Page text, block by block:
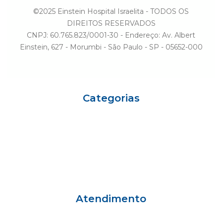
©2025 Einstein Hospital Israelita - TODOS OS
DIREITOS RESERVADOS
CNPJ: 60.765.823/0001-30 - Endereço: Av. Albert
Einstein, 627 - Morumbi - São Paulo - SP - 05652-000
Categorias
Atendimento